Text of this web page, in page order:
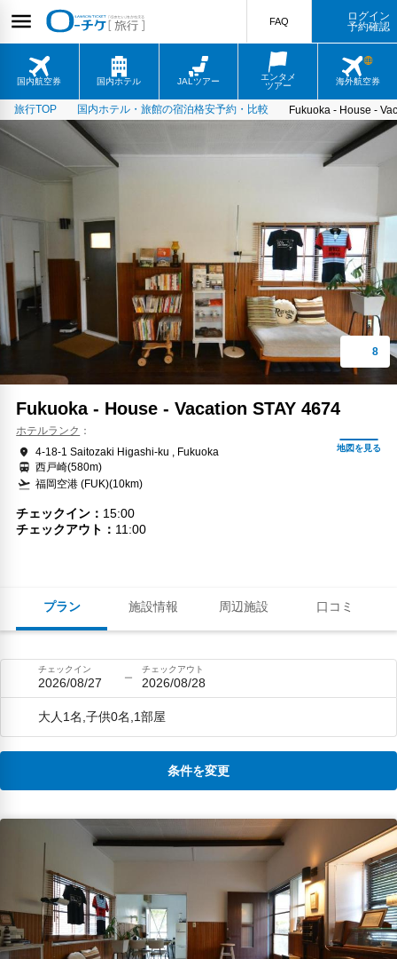
国内航空券 国内ホテル JALツアー
エンタメ
ツアー
海外航空券
FAQ
ログイン
予約確認
旅行TOP 国内ホテル・旅館の宿泊格安予約・比較 Fukuoka - House -
プラン 施設情報 周辺施設 口コミ
Fukuoka - House - Vacation STAY 4674
ホテルランク
4-18-1 Saitozaki Higashi-ku , Fukuoka
西戸崎(580m)
福岡空港 (FUK)(10km)
チェックイン
15:00
チェックアウト
11:00
チェックイン
2026/08/27
チェックアウト
2026/08/28
大人1名,子供0名,1部屋
条件を変更